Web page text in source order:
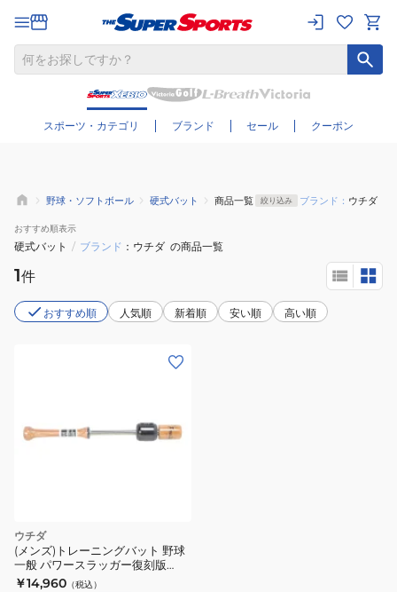
スポーツ・カテゴリ ブランド セール クーポン
さらに絞り込む
野球・ソフトボール 硬式バット 商品一覧 絞り込み ブランド： ウチダ
おすすめ順表示
硬式バット / ブランド ウチダ の商品一覧
1件
おすすめ順 人気順 新着順 安い順 高い順
ウチダ
(メンズ)トレーニングバット 野球
一般 パワースラッガー復刻版
FUPS-56
￥14,960 （税込）